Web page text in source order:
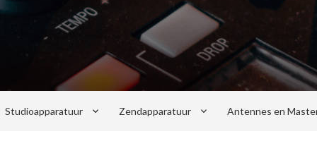
Studioapparatuur keyboard_arrow_down Zendapparatuur keyboard_arrow_down Antennes en